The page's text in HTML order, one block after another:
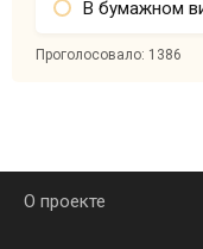
В бумажном
Проголосовало: 1386
О проекте